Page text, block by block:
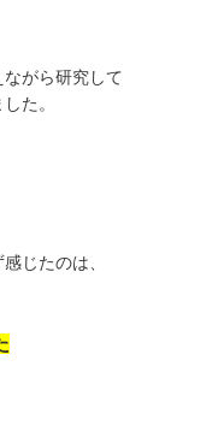
がら研究して
た。
じたのは、